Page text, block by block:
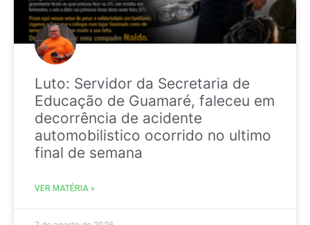
Luto: Servidor da Secretaria de
Educação de Guamaré, faleceu em
decorrência de acidente
automobilistico ocorrido no ultimo
final de semana
VER MATÉRIA »